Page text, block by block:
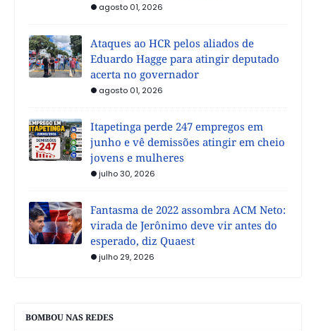
agosto 01, 2026
Ataques ao HCR pelos aliados de
Eduardo Hagge para atingir deputado
acerta no governador
agosto 01, 2026
Itapetinga perde 247 empregos em
junho e vê demissões atingir em cheio
jovens e mulheres
julho 30, 2026
Fantasma de 2022 assombra ACM Neto:
virada de Jerônimo deve vir antes do
esperado, diz Quaest
julho 29, 2026
BOMBOU NAS REDES